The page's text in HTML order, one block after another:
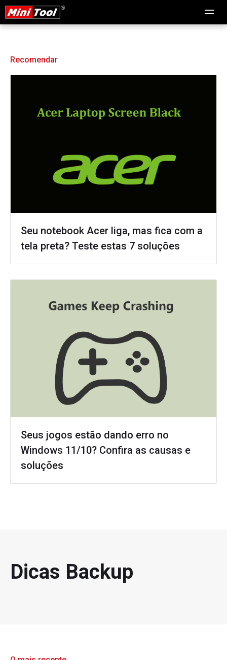
Recomendar
Seu notebook Acer liga, mas fica com a
tela preta? Teste estas 7 soluções
Seus jogos estão dando erro no
Windows 11/10? Confira as causas e
soluções
Dicas Backup